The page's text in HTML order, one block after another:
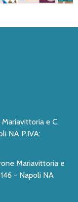
e C.
Mariavittoria e
- Napoli NA